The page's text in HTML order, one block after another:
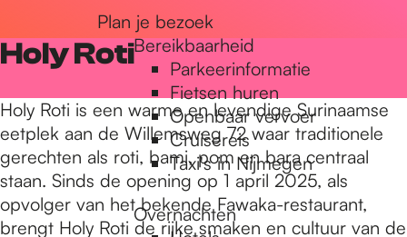
Plan je bezoek
Bereikbaarheid
Parkeerinformatie
Fietsen huren
Openbaar vervoer
Cruisereis
Taxi's in Nijmegen
Overnachten
Holy Roti
Holy Roti is een warme en levendige Surinaamse
eetplek aan de Willemsweg 72 waar traditionele
gerechten als roti, bami, pom en bara centraal
staan. Sinds de opening op 1 april 2025, als
opvolger van het bekende Fawaka-restaurant,
brengt Holy Roti de rijke smaken en cultuur van de